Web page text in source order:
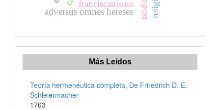
adversus omnes hereses
franciscanismo
Más Leidos
Teoría hermenéutica completa, De Friredrich D. E.
Schleiermacher
1763